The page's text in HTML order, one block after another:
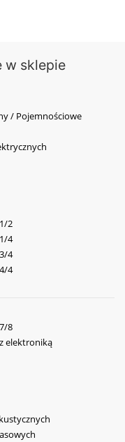
w sklepie
/ Pojemnościowe
2
4
4
4
8
elektroniką